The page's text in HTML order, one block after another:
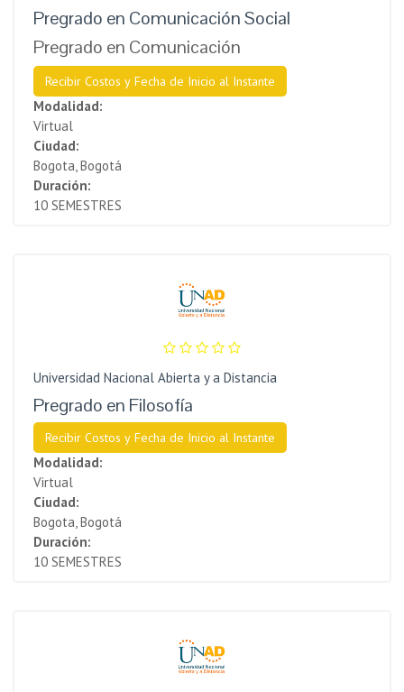
Pregrado en Comunicación Social
Pregrado en Comunicación
Recibir Costos y Fecha de Inicio al Instante
Modalidad:
Virtual
Ciudad:
Bogota, Bogotá
Duración:
10 SEMESTRES
Universidad Nacional Abierta y a Distancia
Pregrado en Filosofía
Recibir Costos y Fecha de Inicio al Instante
Modalidad:
Virtual
Ciudad:
Bogota, Bogotá
Duración:
10 SEMESTRES